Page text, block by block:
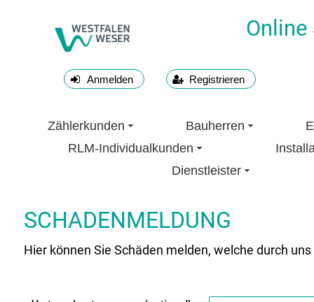
Online
Anmelden Registrieren
Zählerkunden Bauherren
RLM-Individualkunden
Dienstleister
SCHADENMELDUNG
Hier können Sie Schäden melden, welche durch